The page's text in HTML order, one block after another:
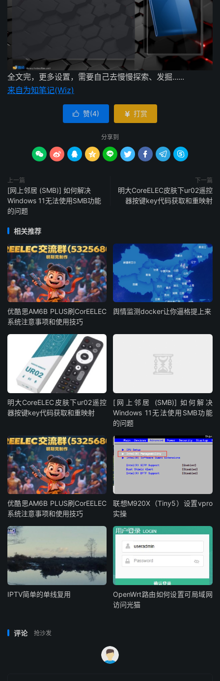
全文完，更多设置，需要自己去慢慢探索、发掘......
来自为知笔记(Wiz)
 赞(4)  打赏
分享到
        
上一篇
[网上邻居 (SMB)] 如何解决
Windows 11无法使用SMB功能
的问题
下一篇
明大CoreELEC皮肤下ur02遥控
器按键key代码获取和重映射
相关推荐
优酷思AM6B PLUS刷CorEELEC
系统注意事项和使用技巧
舆情监测docker让你逼格提上来
明大CoreELEC皮肤下ur02遥控
器按键key代码获取和重映射
[网上邻居 (SMB)] 如何解决
Windows 11无法使用SMB功能
的问题
优酷思AM6B PLUS刷CorEELEC
系统注意事项和使用技巧
联想M920X（Tiny5）设置vpro
实操
IPTV简单的单线复用
OpenWrt路由如何设置可局域网
访问光猫
评论 抢沙发